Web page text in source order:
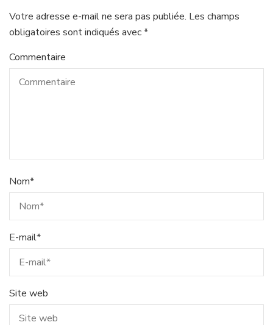
Votre adresse e-mail ne sera pas publiée. Les champs
obligatoires sont indiqués avec*
Commentaire
Nom*
E-mail*
Site web